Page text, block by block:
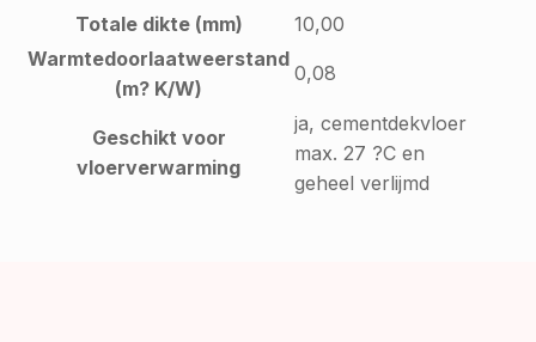
Totale dikte (mm)
10,00
Warmtedoorlaatweerstand
(m? K/W)
0,08
Geschikt voor
vloerverwarming
ja, cementdekvloer
max. 27 ?C en
geheel verlijmd